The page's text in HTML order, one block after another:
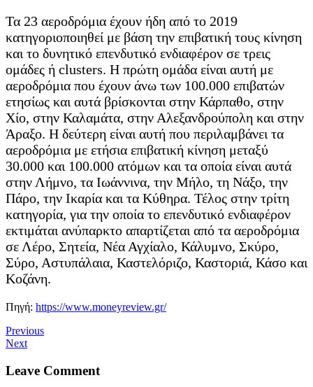
Τα 23 αεροδρόμια έχουν ήδη από το 2019
κατηγοριοποιηθεί με βάση την επιβατική τους κίνηση
και το δυνητικό επενδυτικό ενδιαφέρον σε τρεις
ομάδες ή clusters. Η πρώτη ομάδα είναι αυτή με
αεροδρόμια που έχουν άνω των 100.000 επιβατών
ετησίως και αυτά βρίσκονται στην Κάρπαθο, στην
Χίο, στην Καλαμάτα, στην Αλεξανδρούπολη και στην
Άραξο. Η δεύτερη είναι αυτή που περιλαμβάνει τα
αεροδρόμια με ετήσια επιβατική κίνηση μεταξύ
30.000 και 100.000 ατόμων και τα οποία είναι αυτά
στην Λήμνο, τα Ιωάννινα, την Μήλο, τη Νάξο, την
Πάρο, την Ικαρία και τα Κύθηρα. Τέλος στην τρίτη
κατηγορία, για την οποία το επενδυτικό ενδιαφέρον
εκτιμάται ανύπαρκτο απαρτίζεται από τα αεροδρόμια
σε Λέρο, Σητεία, Νέα Αγχίαλο, Κάλυμνο, Σκύρο,
Σύρο, Αστυπάλαια, Καστελόριζο, Καστοριά, Κάσο και
Κοζάνη.
Πηγή: https://www.moneyreview.gr/
Previous
Next
Leave Comment